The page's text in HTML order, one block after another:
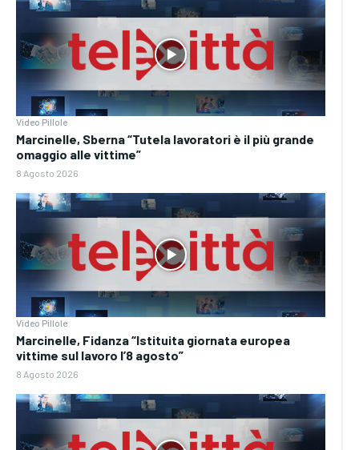
Video Pillole
Marcinelle, Sberna “Tutela lavoratori è il più grande
omaggio alle vittime”
8 Agosto 2026
Video Pillole
Marcinelle, Fidanza “Istituita giornata europea
vittime sul lavoro l’8 agosto”
8 Agosto 2026